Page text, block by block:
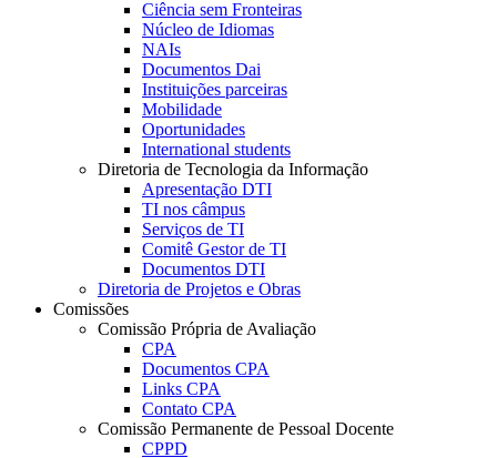
Ciência sem Fronteiras
Núcleo de Idiomas
NAIs
Documentos Dai
Instituições parceiras
Mobilidade
Oportunidades
International students
Diretoria de Tecnologia da Informação
Apresentação DTI
TI nos câmpus
Serviços de TI
Comitê Gestor de TI
Documentos DTI
Diretoria de Projetos e Obras
Comissões
Comissão Própria de Avaliação
CPA
Documentos CPA
Links CPA
Contato CPA
Comissão Permanente de Pessoal Docente
CPPD